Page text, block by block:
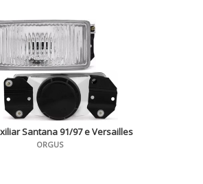
Santana 91/97 e Versailles
ORGUS